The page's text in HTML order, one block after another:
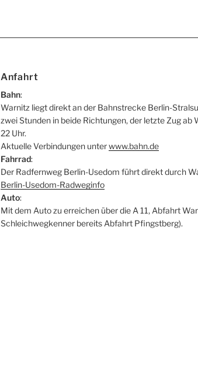
Anfahrt
Bahn:
Warnitz liegt direkt an der Bahnstrecke Berlin-
zwei Stunden in beide Richtungen, der letzte Zug ab
22 Uhr.
Aktuelle Verbindungen unterwww.bahn.de
Fahrrad:
Der Radfernweg Berlin-Usedom führt direkt durch
Berlin-Usedom-Radweginfo
Auto:
Mit dem Auto zu erreichen über die A 11, Abfahrt
Schleichwegkenner bereits Abfahrt Pfingstberg).